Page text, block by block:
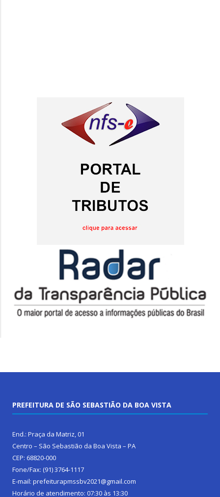
PREFEITURA DE SÃO SEBASTIÃO DA BOA VISTA
End.: Praça da Matriz, 01
Centro – São Sebastião da Boa Vista – PA
CEP: 68820-000
Fone/Fax: (91) 3764-1117
E-mail: prefeiturapmssbv2021@gmail.com
Horário de atendimento: 07:30 às 13:30